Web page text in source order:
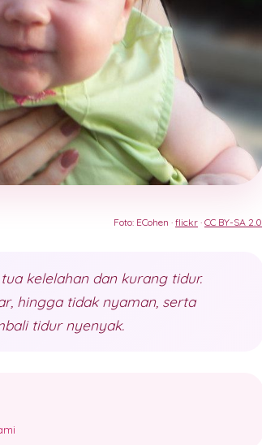
Foto: ECohen · flickr · CC BY-SA 2.0
kelelahan dan kurang tidur.
hingga tidak nyaman, serta
tidur nyenyak.